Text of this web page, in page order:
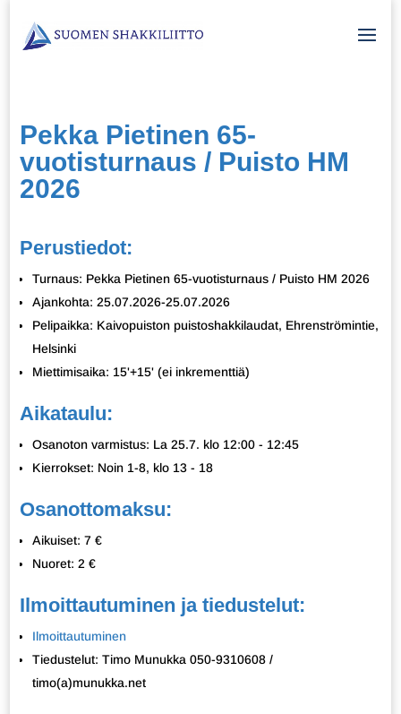
Pekka Pietinen 65-
vuotisturnaus / Puisto HM
2026
Perustiedot:
Turnaus: Pekka Pietinen 65-vuotisturnaus / Puisto HM 2026
Ajankohta: 25.07.2026-25.07.2026
Pelipaikka: Kaivopuiston puistoshakkilaudat, Ehrenströmintie,
Helsinki
Miettimisaika: 15'+15' (ei inkrementtiä)
Aikataulu:
Osanoton varmistus: La 25.7. klo 12:00 - 12:45
Kierrokset: Noin 1-8, klo 13 - 18
Osanottomaksu:
Aikuiset: 7 €
Nuoret: 2 €
Ilmoittautuminen ja tiedustelut:
Ilmoittautuminen
Tiedustelut: Timo Munukka 050-9310608 /
timo(a)munukka.net